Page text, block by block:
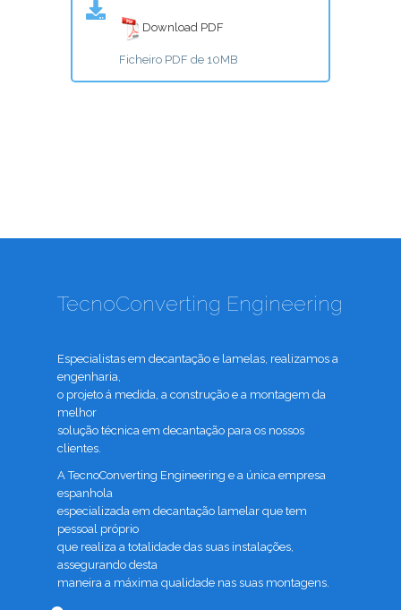
Download PDF
Ficheiro PDF de 10MB
TecnoConverting Engineering
Especialistas em decantação e lamelas, realizamos a
engenharia,
o projeto á medida, a construção e a montagem da
melhor
solução técnica em decantação para os nossos
clientes.
A TecnoConverting Engineering e a única empresa
espanhola
especializada em decantação lamelar que tem
pessoal próprio
que realiza a totalidade das suas instalações,
assegurando desta
maneira a máxima qualidade nas suas montagens.